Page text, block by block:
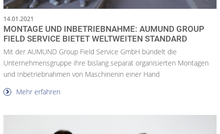
14.01.2021
MONTAGE UND INBETRIEBNAHME: AUMUND GROUP
FIELD SERVICE BIETET WELTWEITEN STANDARD
Mit der AUMUND Group Field Service GmbH bündelt die
Unternehmensgruppe ihre bislang separat organisierten Montagen
und Inbetriebnahmen von Maschinenin einer Hand
Mehr erfahren